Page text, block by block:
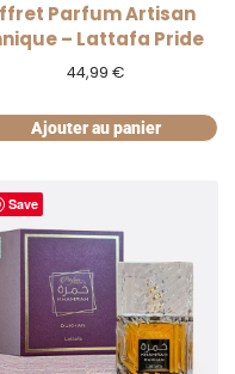
Parfum Artisan
– Lattafa Pride
44,99€
Ajouter au panier
Save